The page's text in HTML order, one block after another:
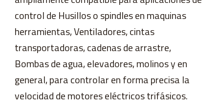
control de Husillos o spindles en maquinas
herramientas, Ventiladores, cintas
transportadoras, cadenas de arrastre,
Bombas de agua, elevadores, molinos y en
general, para controlar en forma precisa la
velocidad de motores eléctricos trifásicos.